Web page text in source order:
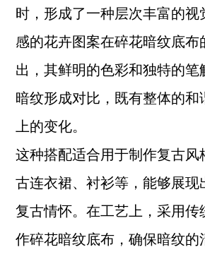
时，形成了一种层次丰富的视
感的花卉图案在碎花暗纹底布
出，其鲜明的色彩和独特的笔
暗纹形成对比，既有整体的和
上的变化。
这种搭配适合用于制作复古风
古连衣裙、衬衫等，能够展现
复古情怀。在工艺上，采用传
作碎花暗纹底布，确保暗纹的